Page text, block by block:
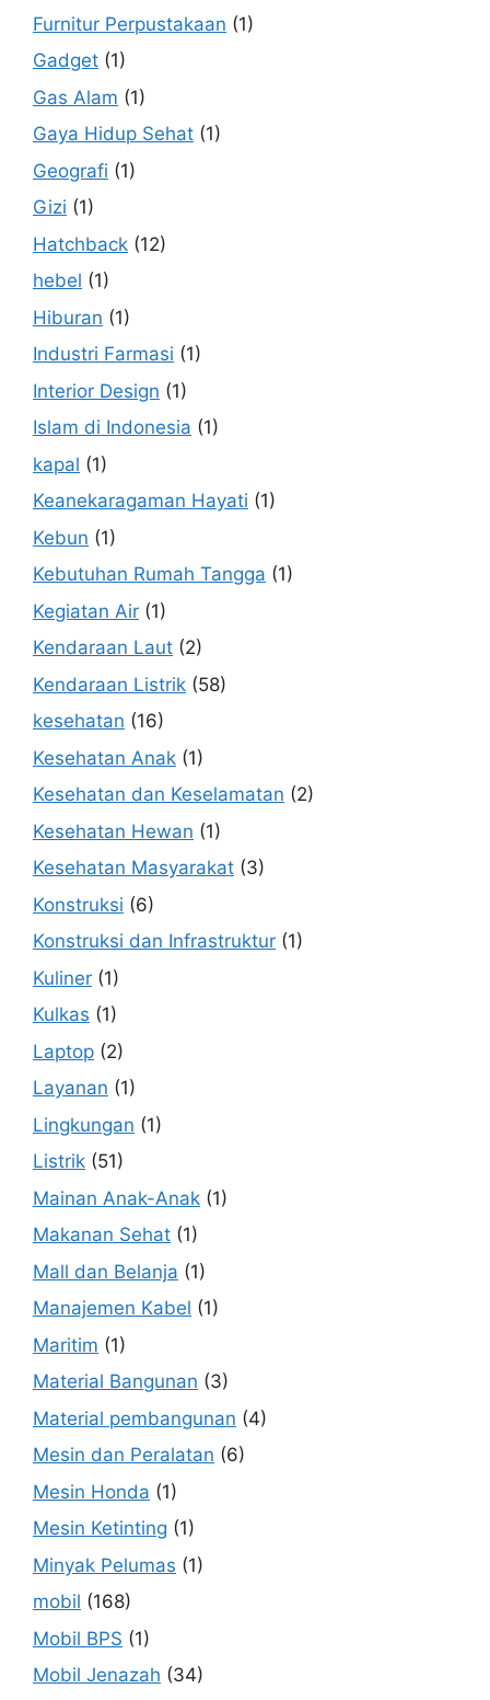
Furnitur Perpustakaan (1)
Gadget (1)
Gas Alam (1)
Gaya Hidup Sehat (1)
Geografi (1)
Gizi (1)
Hatchback (12)
hebel (1)
Hiburan (1)
Industri Farmasi (1)
Interior Design (1)
Islam di Indonesia (1)
kapal (1)
Keanekaragaman Hayati (1)
Kebun (1)
Kebutuhan Rumah Tangga (1)
Kegiatan Air (1)
Kendaraan Laut (2)
Kendaraan Listrik (58)
kesehatan (16)
Kesehatan Anak (1)
Kesehatan dan Keselamatan (2)
Kesehatan Hewan (1)
Kesehatan Masyarakat (3)
Konstruksi (6)
Konstruksi dan Infrastruktur (1)
Kuliner (1)
Kulkas (1)
Laptop (2)
Layanan (1)
Lingkungan (1)
Listrik (51)
Mainan Anak-Anak (1)
Makanan Sehat (1)
Mall dan Belanja (1)
Manajemen Kabel (1)
Maritim (1)
Material Bangunan (3)
Material pembangunan (4)
Mesin dan Peralatan (6)
Mesin Honda (1)
Mesin Ketinting (1)
Minyak Pelumas (1)
mobil (168)
Mobil BPS (1)
Mobil Jenazah (34)